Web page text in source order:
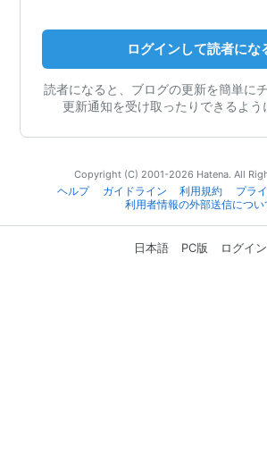
ログインして読者にな
読者になると、ブログの更新を簡単に
更新通知を受け取ったりできるよう
Copyright (C) 2001-2026 Hatena. All
ヘルプ
ガイドライン 利用規約
プラ
利用者情報の外部送信につい
日本語 PC版 ログイン